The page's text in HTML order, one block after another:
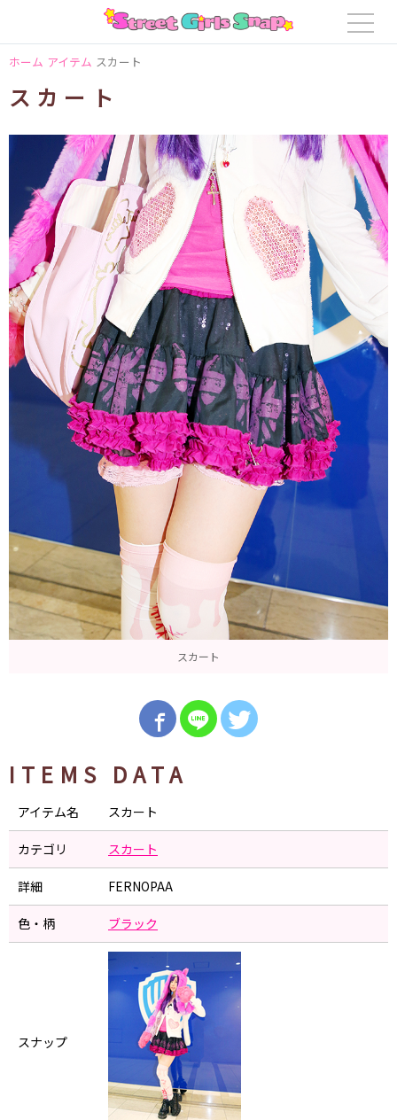
ホーム アイテム スカート
スカート
スカート
ITEMS DATA
アイテム名 スカート
カテゴリ スカート
詳細 FERNOPAA
色・柄 ブラック
スナップ